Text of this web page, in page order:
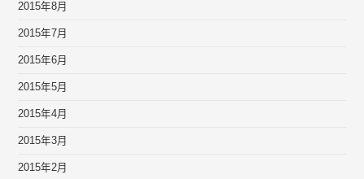
2015年8月
2015年7月
2015年6月
2015年5月
2015年4月
2015年3月
2015年2月